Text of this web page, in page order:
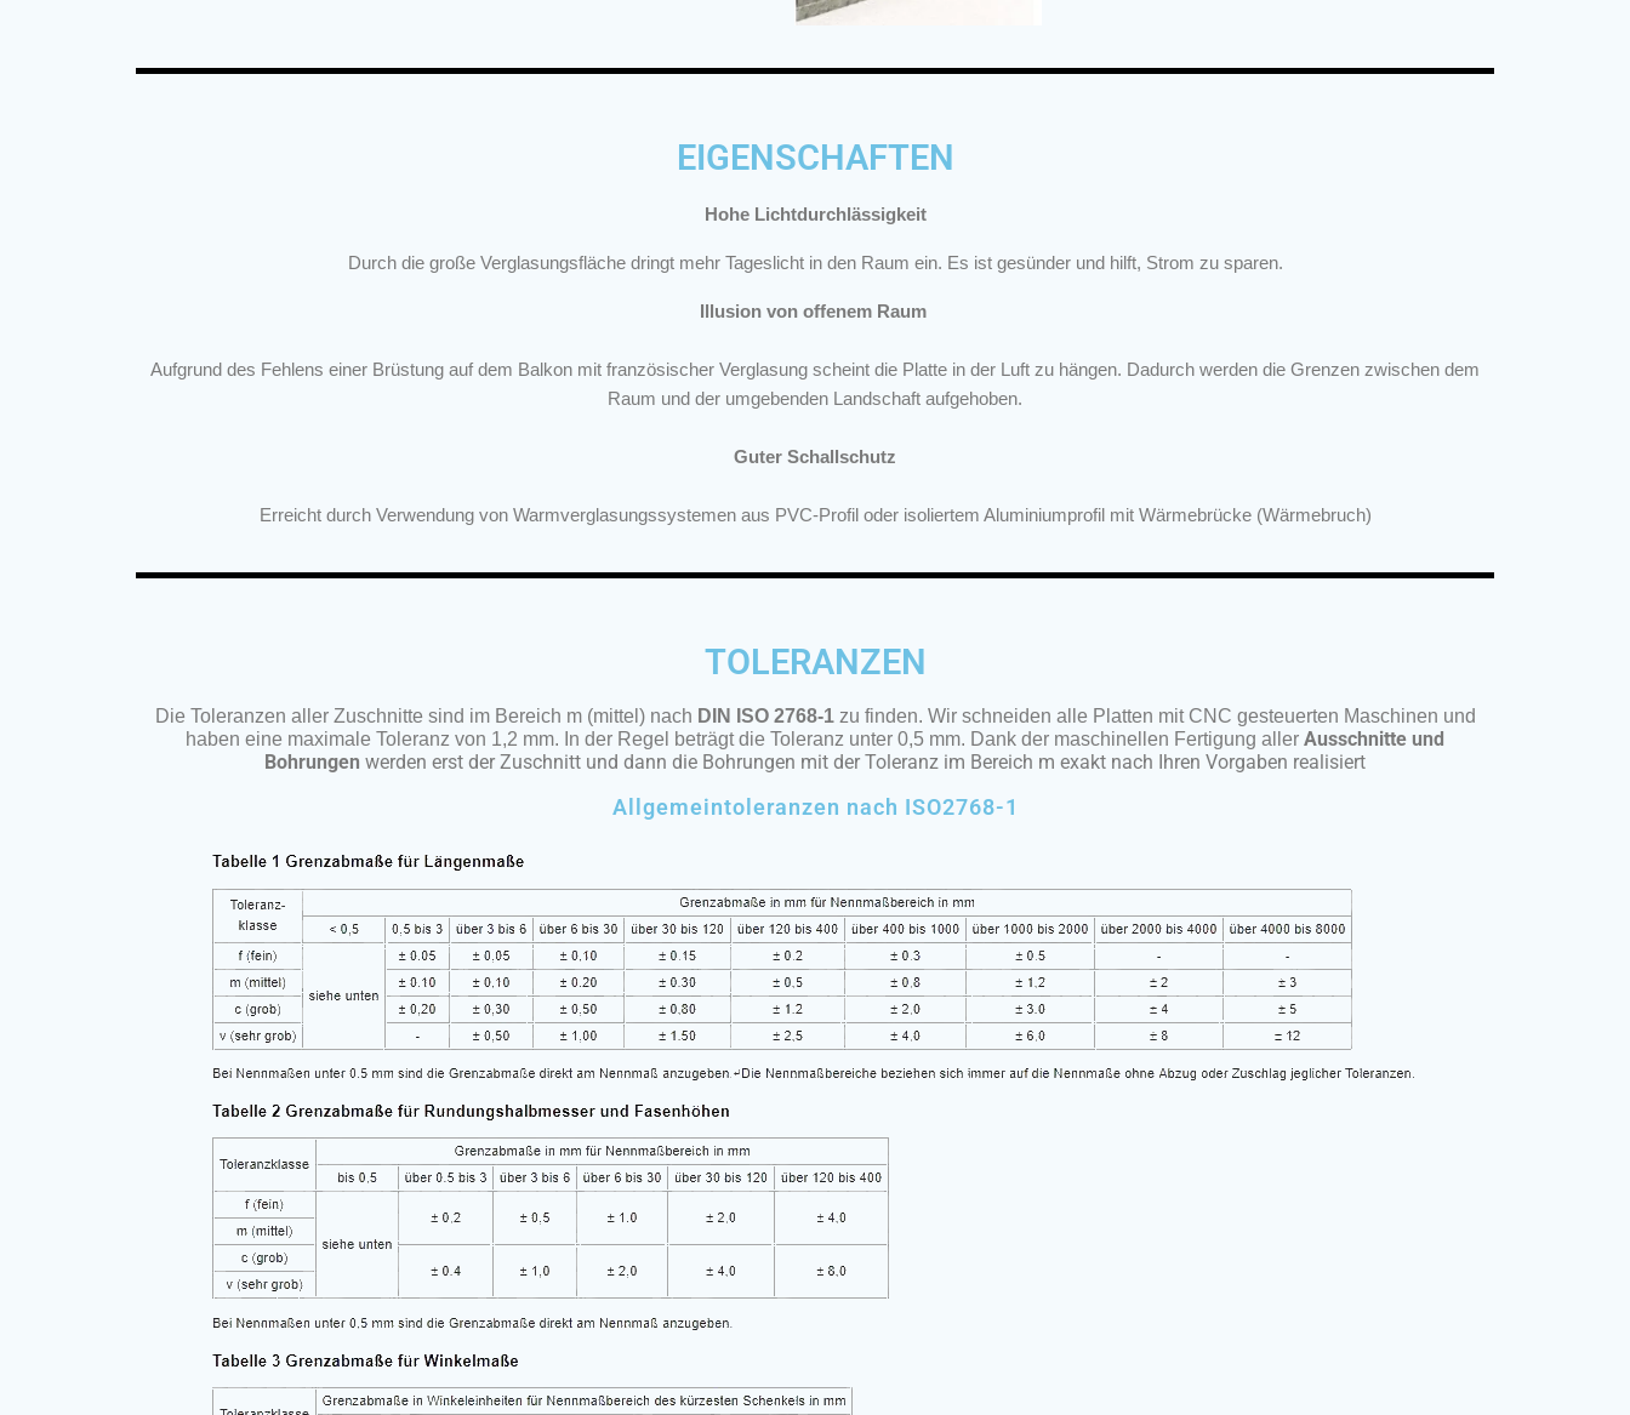
EIGENSCHAFTEN
Hohe Lichtdurchlässigkeit
Durch die große Verglasungsfläche dringt mehr Tageslicht in den Raum ein. Es ist gesünder und hilft, Strom zu sparen.
Illusion von offenem Raum
Aufgrund des Fehlens einer Brüstung auf dem Balkon mit französischer Verglasung scheint die Platte in der Luft zu hängen. Dadurch werden die Grenzen zwischen dem
Raum und der umgebenden Landschaft aufgehoben.
Guter Schallschutz
Erreicht durch Verwendung von Warmverglasungssystemen aus PVC-Profil oder isoliertem Aluminiumprofil mit Wärmebrücke (Wärmebruch)
TOLERANZEN
Die Toleranzen aller Zuschnitte sind im Bereich m (mittel) nach DIN ISO 2768-1zu finden. Wir schneiden alle Platten mit CNC gesteuerten Maschinen und
haben eine maximale Toleranz von 1,2 mm. In der Regel beträgt die Toleranz unter 0,5 mm. Dank der maschinellen Fertigung aller Ausschnitte und
Bohrungen werden erst der Zuschnitt und dann die Bohrungen mit der Toleranz im Bereich m exakt nach Ihren Vorgaben realisiert
Allgemeintoleranzen nach ISO2768-1